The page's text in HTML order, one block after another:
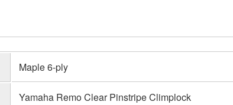
Maple 6-ply
Yamaha Remo Clear Pinstripe Climplock